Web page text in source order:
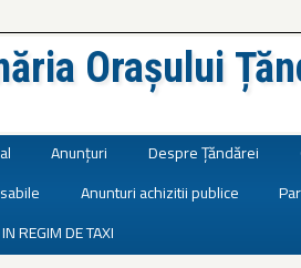
Orașului
Anunțuri Despre Țăndărei
Anunturi achizitii publice
REGIM DE TAXI